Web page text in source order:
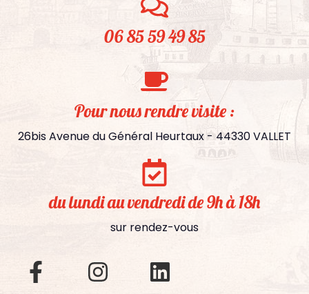
06 85 59 49 85
Pour nous rendre visite :
26bis Avenue du Général Heurtaux - 44330 VALLET
du lundi au vendredi de 9h à 18h
sur rendez-vous